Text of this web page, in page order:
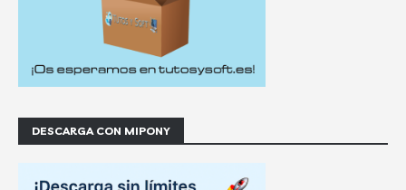
DESCARGA CON MIPONY